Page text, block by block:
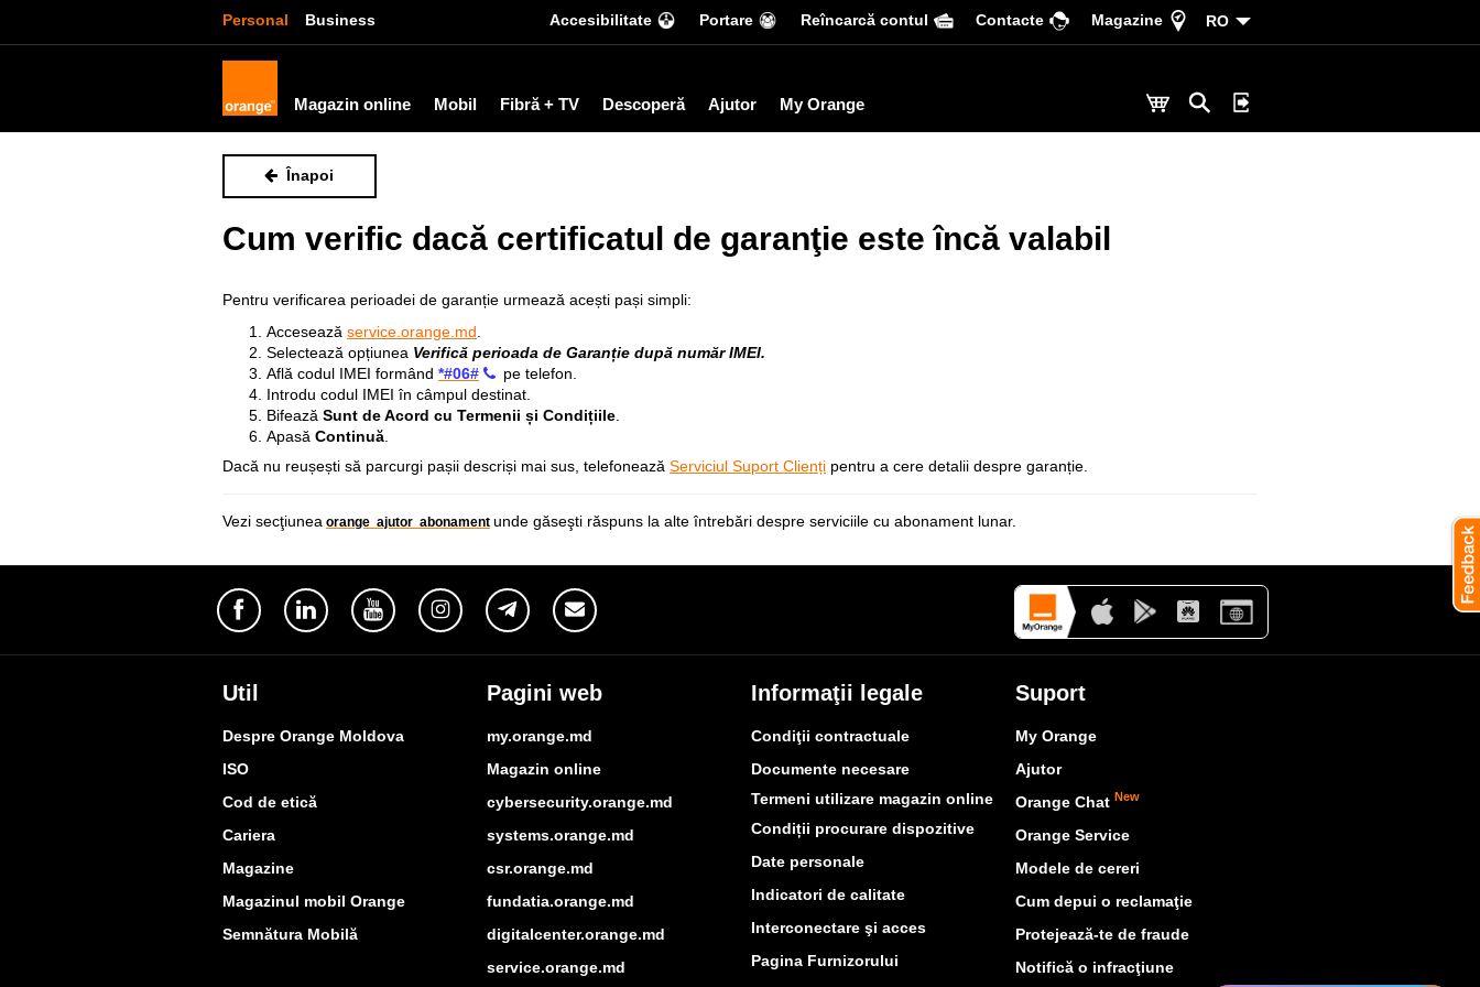
Personal Business Accesibilitate Portare Reîncarcă contul Сontacte Magazine RO
Magazin online Mobil Fibră + TV Descoperă Ajutor My Orange
Înapoi
Cum verific dacă certificatul de garanţie este încă valabil
Pentru verificarea perioadei de garanție urmează acești pași simpli:
Accesează service.orange.md
Selectează opțiunea Verifică perioada de Garanție după număr IMEI.
Află codul IMEI formând *#06#
pe telefon.
Introdu codul IMEI în câmpul destinat.
Bifează Sunt de Acord cu Termenii și Condițiile
Apasă Continuă
Dacă nu reușești să parcurgi pașii descriși mai sus, telefonează Serviciul Suport Clienți pentru a cere detalii despre garanție.
Vezi secţiunea orange ajutor abonament unde găseşti răspuns la alte întrebări despre serviciile cu abonament lunar.
Util
Despre Orange Moldova
ISO
Cod de etică
Cariera
Magazine
Magazinul mobil Orange
Semnătura Mobilă
Pagini web
my.orange.md
Magazin online
cybersecurity.orange.md
systems.orange.md
csr.orange.md
fundatia.orange.md
digitalcenter.orange.md
service.orange.md
Informaţii legale
Condiţii contractuale
Documente necesare
Termeni utilizare magazin online
Condiții procurare dispozitive
Date personale
Indicatori de calitate
Interconectare şi acces
Pagina Furnizorului
Suport
My Orange
Ajutor
Orange Chat New
Orange Service
Modele de cereri
Cum depui o reclamaţie
Protejează-te de fraude
Notifică o infracţiune